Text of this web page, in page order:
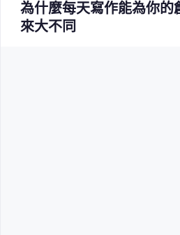
為什麼每天寫作能為你的
來大不同